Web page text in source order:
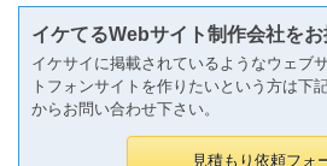
イケてるWebサイト制作会社を
イケサイに掲載されているようなウェブ
トフォンサイトを作りたいという方は下
からお問い合わせ下さい。